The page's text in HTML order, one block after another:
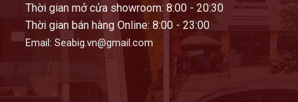
Thời gian mở cửa showroom: 8:00 - 20:30
Thời gian bán hàng Online: 8:00 - 23:00
Email: Seabig.vn@gmail.com